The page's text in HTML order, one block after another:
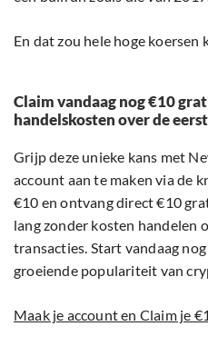
En dat zou hele hoge koersen
Claim vandaag nog €10
handelskosten over de
Grijp deze unieke kans met
account aan te maken via de
€10 en ontvang direct €10
lang zonder kosten handelen
transacties. Start vandaag
groeiende populariteit van
Maak je account en Claim je